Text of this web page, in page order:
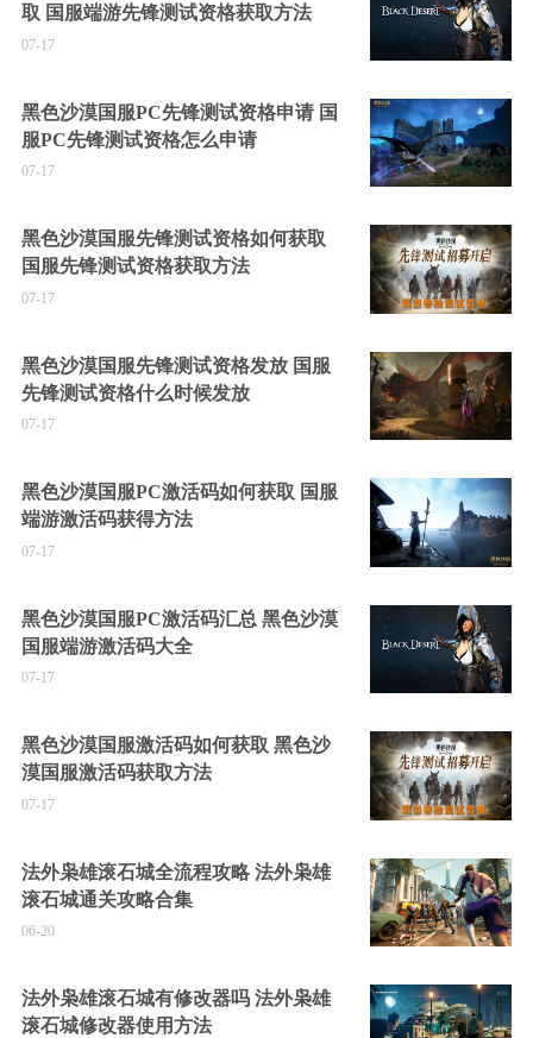
取 国服端游先锋测试资格获取方法
07-17
黑色沙漠国服PC先锋测试资格申请 国
服PC先锋测试资格怎么申请
07-17
黑色沙漠国服先锋测试资格如何获取
国服先锋测试资格获取方法
07-17
黑色沙漠国服先锋测试资格发放 国服
先锋测试资格什么时候发放
07-17
黑色沙漠国服PC激活码如何获取 国服
端游激活码获得方法
07-17
黑色沙漠国服PC激活码汇总 黑色沙漠
国服端游激活码大全
07-17
黑色沙漠国服激活码如何获取 黑色沙
漠国服激活码获取方法
07-17
法外枭雄滚石城全流程攻略 法外枭雄
滚石城通关攻略合集
06-20
法外枭雄滚石城有修改器吗 法外枭雄
滚石城修改器使用方法